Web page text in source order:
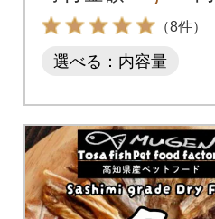
（8件）
選べる：内容量